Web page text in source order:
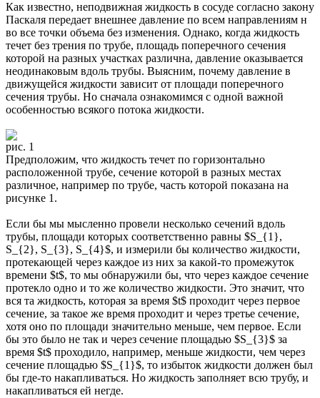
Как известно, неподвижная жидкость в сосуде согласно закону
Паскаля передает внешнее давление по всем направлениям н
во все точки объема без изменения. Однако, когда жидкость
течет без трения по трубе, площадь поперечного сечения
которой на разных участках различна, давление оказывается
неодинаковым вдоль трубы. Выясним, почему давление в
движущейся жидкости зависит от площади поперечного
сечения трубы. Но сначала ознакомимся с одной важной
особенностью всякого потока жидкости.
рис. 1
Предположим, что жидкость течет по горизонтально
расположенной трубе, сечение которой в разных местах
различное, например по трубе, часть которой показана на
рисунке 1.
Если бы мы мысленно провели несколько сечений вдоль
трубы, площади которых соответственно равны $S_{1},
S_{2}, S_{3}, S_{4}$, и измерили бы количество жидкости,
протекающей через каждое из них за какой-то промежуток
времени $t$, то мы обнаружили бы, что через каждое сечение
протекло одно и то же количество жидкости. Это значит, что
вся та жидкость, которая за время $t$ проходит через первое
сечение, за такое же время проходит и через третье сечение,
хотя оно по площади значительно меньше, чем первое. Если
бы это было не так и через сечение площадью $S_{3}$ за
время $t$ проходило, например, меньше жидкости, чем через
сечение площадью $S_{1}$, то избыток жидкости должен был
бы где-то накапливаться. Но жидкость заполняет всю трубу, и
накапливаться ей негде.